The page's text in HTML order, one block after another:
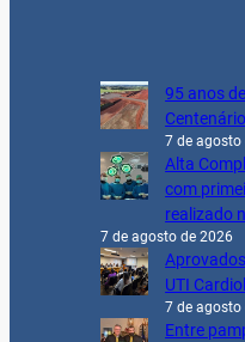
95 anos
Centenário
7 de agosto
Alta
com
realizado
7 de agosto de 2026
UTI
7 de agosto
Entre